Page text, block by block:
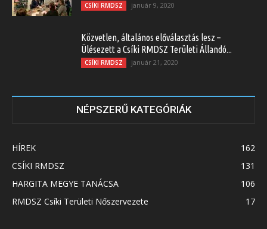
CSÍKI RMDSZ január 9, 2020
Közvetlen, általános előválasztás lesz –
Ülésezett a Csíki RMDSZ Területi Állandó...
CSÍKI RMDSZ január 21, 2020
NÉPSZERŰ KATEGÓRIÁK
HÍREK
162
CSÍKI RMDSZ
131
HARGITA MEGYE TANÁCSA
106
RMDSZ Csíki Területi Nőszervezete
17